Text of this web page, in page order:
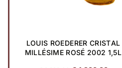
LOUIS ROEDERER CRISTAL
MILLÉSIME ROSÉ 2002 1,5L